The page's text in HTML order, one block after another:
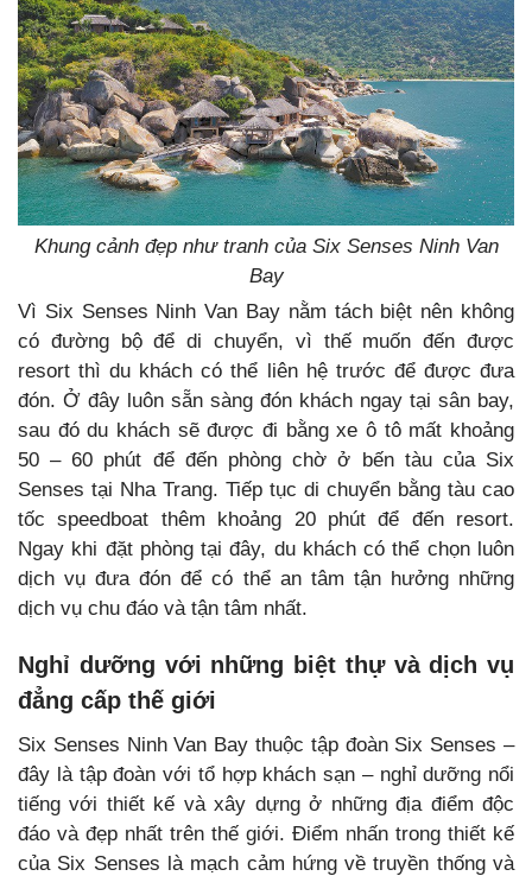
Khung cảnh đẹp như tranh của Six Senses Ninh Van
Bay
Vì Six Senses Ninh Van Bay nằm tách biệt nên không
có đường bộ để di chuyển, vì thế muốn đến được
resort thì du khách có thể liên hệ trước để được đưa
đón. Ở đây luôn sẵn sàng đón khách ngay tại sân bay,
sau đó du khách sẽ được đi bằng xe ô tô mất khoảng
50 – 60 phút để đến phòng chờ ở bến tàu của Six
Senses tại Nha Trang. Tiếp tục di chuyển bằng tàu cao
tốc speedboat thêm khoảng 20 phút để đến resort.
Ngay khi đặt phòng tại đây, du khách có thể chọn luôn
dịch vụ đưa đón để có thể an tâm tận hưởng những
dịch vụ chu đáo và tận tâm nhất.
Nghỉ dưỡng với những biệt thự và dịch vụ
đẳng cấp thế giới
Six Senses Ninh Van Bay thuộc tập đoàn Six Senses –
đây là tập đoàn với tổ hợp khách sạn – nghỉ dưỡng nổi
tiếng với thiết kế và xây dựng ở những địa điểm độc
đáo và đẹp nhất trên thế giới. Điểm nhấn trong thiết kế
của Six Senses là mạch cảm hứng về truyền thống và